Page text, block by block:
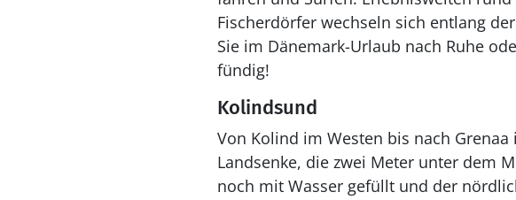
Fischerdörfer wechseln sich entlang
Sie im Dänemark-Urlaub nach Ruhe
fündig!
Kolindsund
Von Kolind im Westen bis nach
Landsenke, die zwei Meter unter dem
noch mit Wasser gefüllt und der